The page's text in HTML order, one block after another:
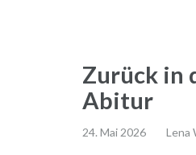
Zurück in
Abitur
24. Mai 2026 Lena